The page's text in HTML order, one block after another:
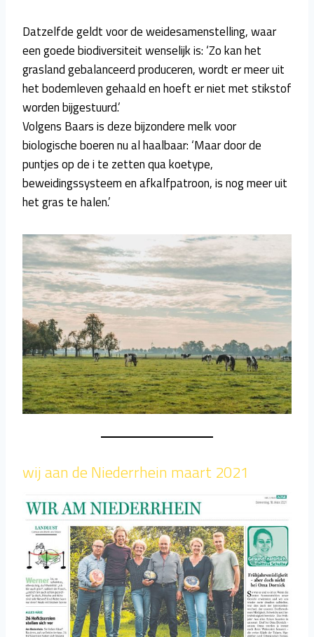
Datzelfde geldt voor de weidesamenstelling, waar
een goede biodiversiteit wenselijk is: ‘Zo kan het
grasland gebalanceerd produceren, wordt er meer uit
het bodemleven gehaald en hoeft er niet met stikstof
worden bijgestuurd.’
Volgens Baars is deze bijzondere melk voor
biologische boeren nu al haalbaar: ‘Maar door de
puntjes op de i te zetten qua koetype,
beweidingssysteem en afkalfpatroon, is nog meer uit
het gras te halen.’
wij aan de Niederrhein maart 2021